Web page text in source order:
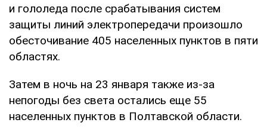
и гололеда после срабатывания систем
защиты линий электропередачи произошло
обесточивание 405 населенных пунктов в пяти
областях.
Затем в ночь на 23 января также из-за
непогоды без света остались еще 55
населенных пунктов в Полтавской области.